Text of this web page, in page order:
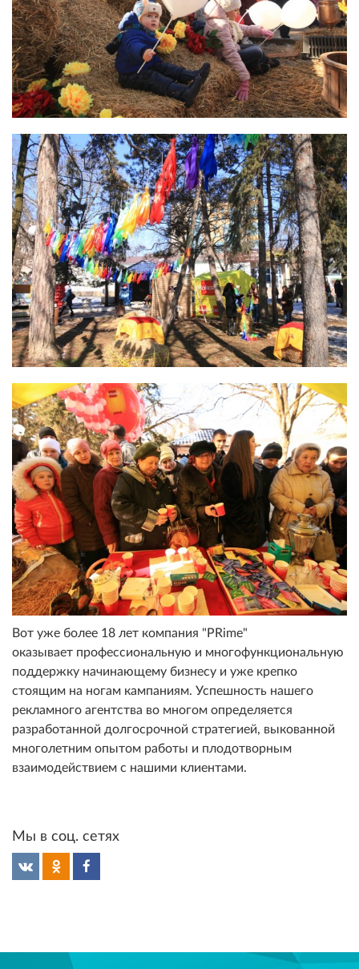
Вот уже более 18 лет компания "PRime"
оказывает профессиональную и многофункциональную
поддержку начинающему бизнесу и уже крепко
стоящим на ногам кампаниям. Успешность нашего
рекламного агентства во многом определяется
разработанной долгосрочной стратегией, выкованной
многолетним опытом работы и плодотворным
взаимодействием с нашими клиентами.
Мы в соц. сетях